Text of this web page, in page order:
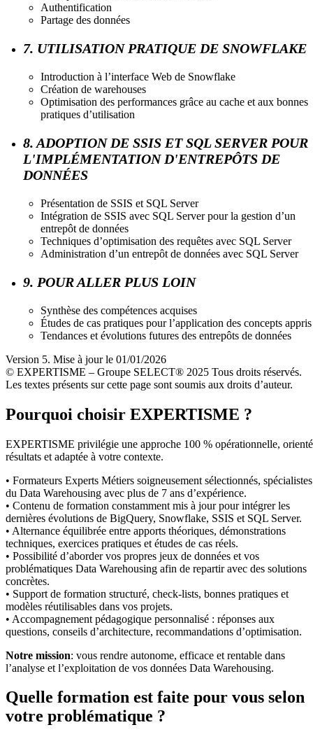
Authentification
Partage des données
7. UTILISATION PRATIQUE DE SNOWFLAKE
Introduction à l’interface Web de Snowflake
Création de warehouses
Optimisation des performances grâce au cache et aux bonnes
pratiques d’utilisation
8. ADOPTION DE SSIS ET SQL SERVER POUR
L'IMPLÉMENTATION D'ENTREPÔTS DE
DONNÉES
Présentation de SSIS et SQL Server
Intégration de SSIS avec SQL Server pour la gestion d’un
entrepôt de données
Techniques d’optimisation des requêtes avec SQL Server
Administration d’un entrepôt de données avec SQL Server
9. POUR ALLER PLUS LOIN
Synthèse des compétences acquises
Études de cas pratiques pour l’application des concepts appris
Tendances et évolutions futures des entrepôts de données
Version 5. Mise à jour le 01/01/2026
© EXPERTISME – Groupe SELECT® 2025 Tous droits réservés.
Les textes présents sur cette page sont soumis aux droits d’auteur.
Pourquoi choisir EXPERTISME ?
EXPERTISME privilégie une approche 100 % opérationnelle,
résultats et adaptée à votre contexte.
• Formateurs Experts Métiers soigneusement sélectionnés, spécialistes
du Data Warehousing avec plus de 7 ans d’expérience.
• Contenu de formation constamment mis à jour pour intégrer les
dernières évolutions de BigQuery, Snowflake, SSIS et SQL Server.
• Alternance équilibrée entre apports théoriques, démonstrations
techniques, exercices pratiques et études de cas réels.
• Possibilité d’aborder vos propres jeux de données et vos
problématiques Data Warehousing afin de repartir avec des solutions
concrètes.
• Support de formation structuré, check-lists, bonnes pratiques et
modèles réutilisables dans vos projets.
• Accompagnement pédagogique personnalisé : réponses aux
questions, conseils d’architecture, recommandations d’optimisation.
Notre mission: vous rendre autonome, efficace et rentable dans
l’analyse et l’exploitation de vos données Data Warehousing.
Quelle formation est faite pour vous selon
votre problématique ?